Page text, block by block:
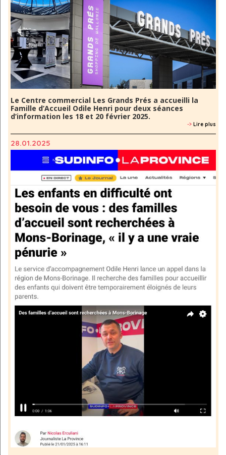
Le Centre commercial Les Grands Prés a accueilli la
Famille d’Accueil Odile Henri pour deux séances
d’information les 18 et 20 février 2025.
-> Lire plus
28.01.2025